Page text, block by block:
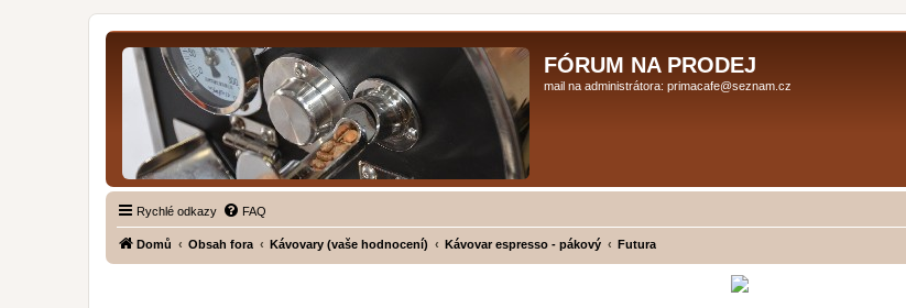
FÓRUM NA PRODEJ
mail na administrátora: primacafe@seznam.cz
Rychlé odkazy FAQ
Domů Obsah fora Kávovary (vaše hodnocení) Kávovar espresso - pákový Futura